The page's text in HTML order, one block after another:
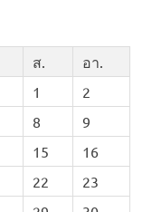
ส.
อา.
1
2
8
9
15
16
22
23